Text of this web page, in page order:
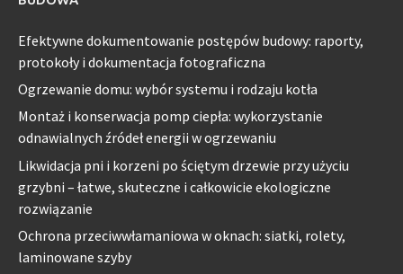
Efektywne dokumentowanie postępów budowy: raporty,
protokoły i dokumentacja fotograficzna
Ogrzewanie domu: wybór systemu i rodzaju kotła
Montaż i konserwacja pomp ciepła: wykorzystanie
odnawialnych źródeł energii w ogrzewaniu
Likwidacja pni i korzeni po ściętym drzewie przy użyciu
grzybni – łatwe, skuteczne i całkowicie ekologiczne
rozwiązanie
Ochrona przeciwwłamaniowa w oknach: siatki, rolety,
laminowane szyby